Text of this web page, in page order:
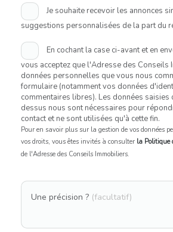
Je souhaite recevoir les annonces
suggestions personnalisées de la part du
En cochant la case ci-avant et en
vous acceptez que l'Adresse des Conseils
données personnelles que vous nous
formulaire (notamment vos données
commentaires libres). Les données saisies
dessus nous sont nécessaires pour
contact et ne sont utilisées qu'à cette fin.
Pour en savoir plus sur la gestion de vos données
vos droits, vous êtes invités à consulter la Politique
de l'Adresse des Conseils Immobiliers.
Une précision ? (facultatif)